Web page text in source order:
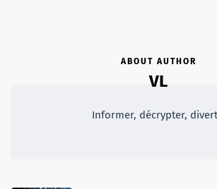
ABOUT AUTHOR
VL
Informer, décrypter,